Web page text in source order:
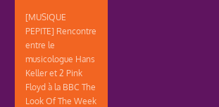
[MUSIQUE
PEPITE] Rencontre
entre le
musicologue Hans
Keller et 2 Pink
Floyd à la BBC The
Look Of The Week